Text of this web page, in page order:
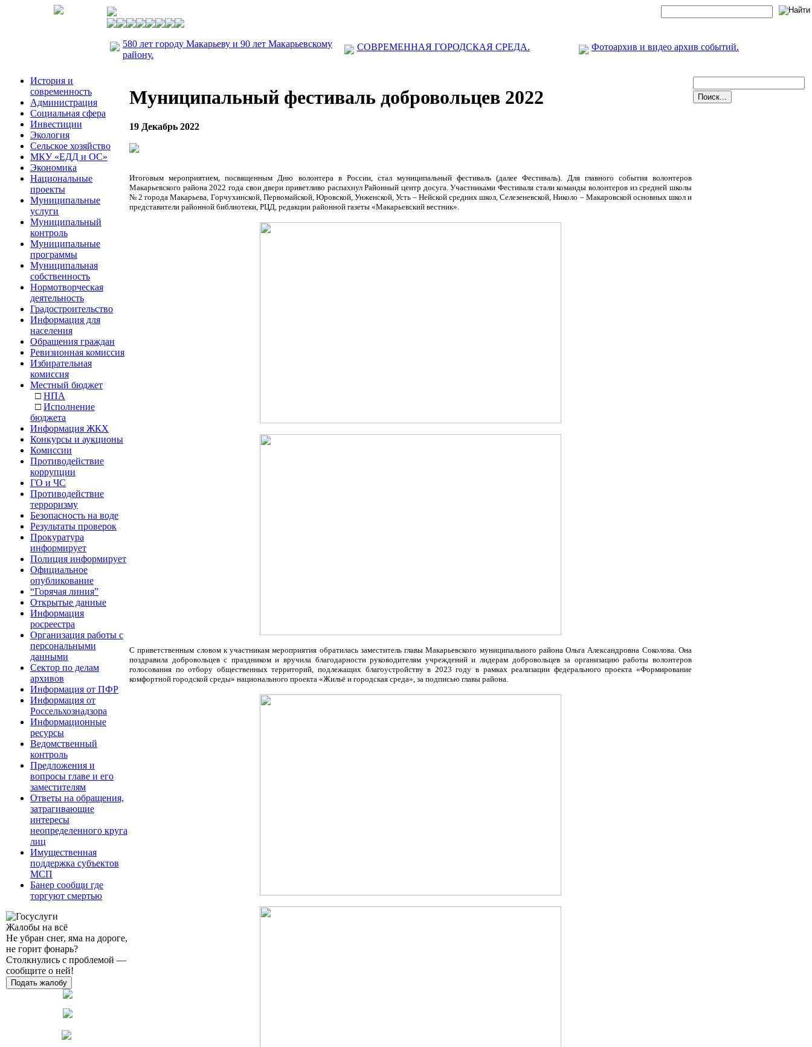
580 лет городу Макарьеву и 90 лет Макарьевскому
району.
СОВРЕМЕННАЯ ГОРОДСКАЯ СРЕДА. Фотоархив и видео архив событий.
История и
современность
Администрация
Социальная сфера
Инвестиции
Экология
Сельское хозяйство
МКУ «ЕДД и ОС»
Экономика
Национальные
проекты
Муниципальные
услуги
Муниципальный
контроль
Муниципальные
программы
Муниципальная
собственность
Нормотворческая
деятельность
Градостроительство
Информация для
населения
Обращения граждан
Ревизионная комиссия
Избирательная
комиссия
Местный бюджет
□ НПА
□ Исполнение
бюджета
Информация ЖКХ
Конкурсы и аукционы
Комиссии
Противодействие
коррупции
ГО и ЧС
Противодействие
терроризму
Безопасность на воде
Результаты проверок
Прокуратура
информирует
Полиция информирует
Официальное
опубликование
“Горячая линия”
Открытые данные
Информация
росреестра
Организация работы с
персональными
данными
Сектор по делам
архивов
Информация от ПФР
Информация от
Россельхознадзора
Информационные
ресурсы
Ведомственный
контроль
Предложения и
вопросы главе и его
заместителям
Ответы на обращения,
затрагивающие
интересы
неопределенного круга
лиц
Имущественная
поддержка субъектов
МСП
Банер сообщи где
торгуют смертью
Жалобы на всё
Не убран снег, яма на дороге,
не горит фонарь?
Столкнулись с проблемой —
сообщите о ней!
Подать жалобу
Муниципальный фестиваль добровольцев 2022
19 Декабрь 2022
Итоговым мероприятием, посвященным Дню волонтера в России, стал муниципальный фестиваль (далее Фестиваль). Для главного события волонтеров
Макарьевского района 2022 года свои двери приветливо распахнул Районный центр досуга. Участниками Фестиваля стали команды волонтеров из средней школы
№ 2 города Макарьева, Горчухинской, Первомайской, Юровской, Унженской, Усть – Нейской средних школ, Селезеневской, Николо – Макаровской основных школ и
представители районной библиотеки, РЦД, редакции районной газеты «Макарьевский вестник».
С приветственным словом к участникам мероприятия обратилась заместитель главы Макарьевского муниципального района Ольга Александровна Соколова. Она
поздравила добровольцев с праздником и вручила благодарности руководителям учреждений и лидерам добровольцев за организацию работы волонтеров
голосования по отбору общественных территорий, подлежащих благоустройству в 2023 году в рамках реализации федерального проекта «Формирование
комфортной городской среды» национального проекта «Жильё и городская среда», за подписью главы района.